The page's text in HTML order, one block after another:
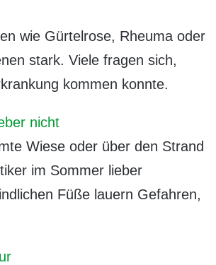
wie Gürtelrose, Rheuma oder
stark. Viele fragen sich,
kommen konnte.
nicht
Wiese oder über den Strand
im Sommer lieber
Füße lauern Gefahren,